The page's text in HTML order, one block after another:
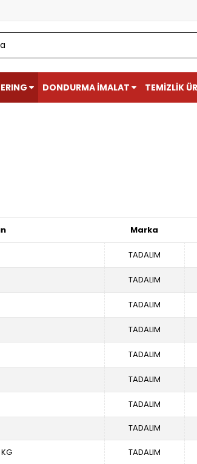
DONDURMA İMALAT TEMİZLİK
Marka
TADALIM
TADALIM
TADALIM
TADALIM
TADALIM
TADALIM
TADALIM
TADALIM
TADALIM